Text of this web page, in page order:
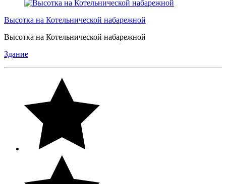
Высотка на Котельнической набарежной
Высотка на Котельнической набарежной
Здание